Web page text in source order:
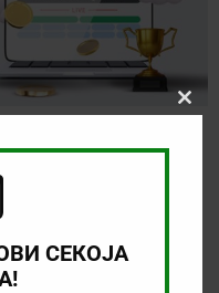
17:00) ИНТЕР
а ние ќе го
лига[…]
Close
СЕКОЈА